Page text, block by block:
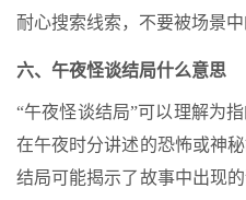
耐心搜索线索，不要被场景中
六、午夜怪谈结局什么意思
“午夜怪谈结局”可以理解为
在午夜时分讲述的恐怖或神
结局可能揭示了故事中出现